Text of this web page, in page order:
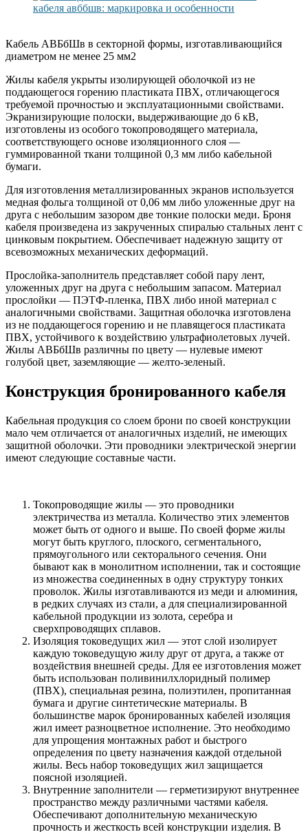
Кабель АВБбШв в секторной формы, изготавливающийся
диаметром не менее 25 мм2
Жилы кабеля укрыты изолирующей оболочкой из не
поддающегося горению пластиката ПВХ, отличающегося
требуемой прочностью и эксплуатационными свойствами.
Экранизирующие полоски, выдерживающие до 6 кВ,
изготовлены из особого токопроводящего материала,
соответствующего основе изоляционного слоя —
гуммированной ткани толщиной 0,3 мм либо кабельной
бумаги.
Для изготовления металлизированных экранов используется
медная фольга толщиной от 0,06 мм либо уложенные друг на
друга с небольшим зазором две тонкие полоски меди. Броня
кабеля произведена из закрученных спиралью стальных лент с
цинковым покрытием. Обеспечивает надежную защиту от
всевозможных механических деформаций.
Прослойка-заполнитель представляет собой пару лент,
уложенных друг на друга с небольшим запасом. Материал
прослойки — ПЭТФ-пленка, ПВХ либо иной материал с
аналогичными свойствами. Защитная оболочка изготовлена
из не поддающегося горению и не плавящегося пластиката
ПВХ, устойчивого к воздействию ультрафиолетовых лучей.
Жилы АВБбШв различны по цвету — нулевые имеют
голубой цвет, заземляющие — желто-зеленый.
Конструкция бронированного кабеля
Кабельная продукция со слоем брони по своей конструкции
мало чем отличается от аналогичных изделий, не имеющих
защитной оболочки. Эти проводники электрической энергии
имеют следующие составные части.
Токопроводящие жилы — это проводники
электричества из металла. Количество этих элементов
может быть от одного и выше. По своей форме жилы
могут быть круглого, плоского, сегментального,
прямоугольного или секторального сечения. Они
бывают как в монолитном исполнении, так и состоящие
из множества соединенных в одну структуру тонких
проволок. Жилы изготавливаются из меди и алюминия,
в редких случаях из стали, а для специализированной
кабельной продукции из золота, серебра и
сверхпроводящих сплавов.
Изоляция токоведущих жил — этот слой изолирует
каждую токоведущую жилу друг от друга, а также от
воздействия внешней среды. Для ее изготовления может
быть использован поливинилхлоридный полимер
(ПВХ), специальная резина, полиэтилен, пропитанная
бумага и другие синтетические материалы. В
большинстве марок бронированных кабелей изоляция
жил имеет разноцветное исполнение. Это необходимо
для упрощения монтажных работ и быстрого
определения по цвету назначения каждой отдельной
жилы. Весь набор токоведущих жил защищается
поясной изоляцией.
Внутренние заполнители — герметизируют внутреннее
пространство между различными частями кабеля.
Обеспечивают дополнительную механическую
прочность и жесткость всей конструкции изделия. В